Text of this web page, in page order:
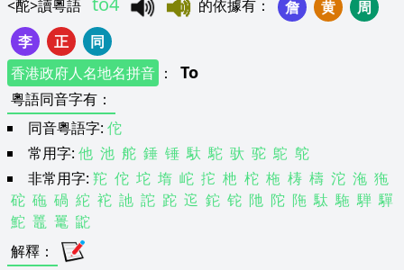
<酡>讀粵語 的依據有 ： 詹 黄
周
李
正
同
香港政府人名地名拼音 ： To
粵語同音字有 ：
同音粵語字: 佗
常用字: 他 池 舵 錘 锤 馱 駝 驮 驼 鴕 鸵
非常用字: 䍫 佗 坨 堶 岮 拕 杝 柁 柂 梼 檮 沱 沲 狏
砣 砤 碢 紽 袉 訑 詑 跎 迱 鉈 铊 阤 陀 陁 駄 駞 騨 驒
鮀 鼉 鼍 鼧
解釋 ：